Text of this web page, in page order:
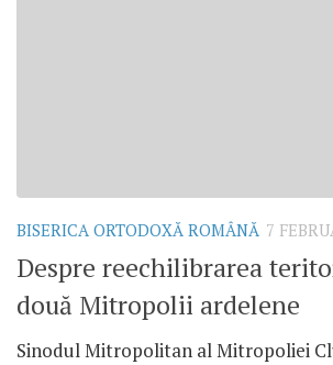
BISERICA ORTODOXĂ ROMÂNĂ 7
Despre reechilibrarea
două Mitropolii ardelene
Sinodul Mitropolitan al Mitropoliei